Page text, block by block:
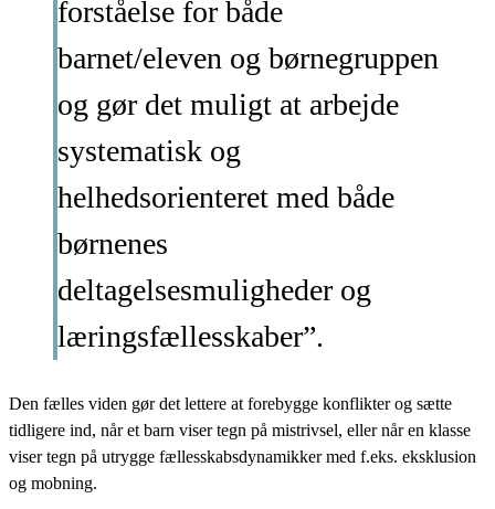
forståelse for både
barnet/eleven og børnegruppen
og gør det muligt at arbejde
systematisk og
helhedsorienteret med både
børnenes
deltagelsesmuligheder og
læringsfællesskaber”.
Den fælles viden gør det lettere at forebygge konflikter og sætte
tidligere ind, når et barn viser tegn på mistrivsel, eller når en klasse
viser tegn på utrygge fællesskabsdynamikker med f.eks. eksklusion
og mobning.